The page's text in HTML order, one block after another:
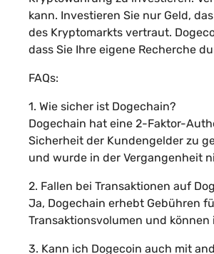
kann. Investieren Sie nur Geld,
des Kryptomarkts vertraut.
dass Sie Ihre eigene Recherche
FAQs:
1. Wie sicher ist Dogechain?
Dogechain hat eine 2-Faktor-
Sicherheit der Kundengelder zu
und wurde in der Vergangenheit
2. Fallen bei Transaktionen auf
Ja, Dogechain erhebt Gebühren
Transaktionsvolumen und
3. Kann ich Dogecoin auch mit